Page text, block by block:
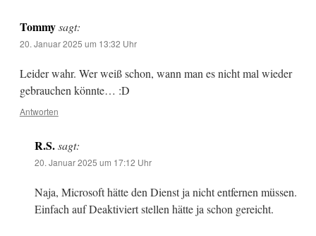
Tommy sagt:
20. Januar 2025 um 13:32 Uhr
Leider wahr. Wer weiß schon, wann man es nicht mal wieder
gebrauchen könnte… :D
Antworten
R.S. sagt:
20. Januar 2025 um 17:12 Uhr
Naja, Microsoft hätte den Dienst ja nicht entfernen müssen.
Einfach auf Deaktiviert stellen hätte ja schon gereicht.